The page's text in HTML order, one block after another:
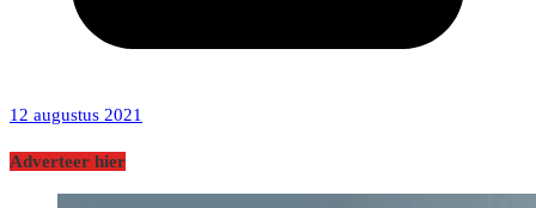
12 augustus 2021
Adverteer hier